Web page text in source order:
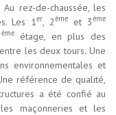
rez-de-chaussée, les
Les 1er, 2ème et 3ème
èmeétage, en plus des
les deux tours. Une
environnementales et
référence de qualité,
a été confié au
maçonneries et les